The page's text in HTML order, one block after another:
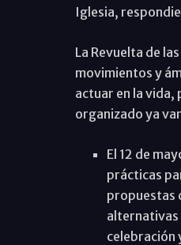
Iglesia,
La Revuelta de
movimientos y
actuar en la vida,
organizado ya
El 12 de
prácticas
propuestas
alternativas
celebración